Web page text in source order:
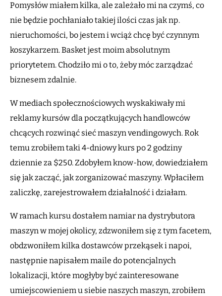
Pomysłów miałem kilka, ale zależało mi na czymś, co
nie będzie pochłaniało takiej ilości czas jak np.
nieruchomości, bo jestem i wciąż chcę być czynnym
koszykarzem. Basket jest moim absolutnym
priorytetem. Chodziło mi o to, żeby móc zarządzać
biznesem zdalnie.
W mediach społecznościowych wyskakiwały mi
reklamy kursów dla początkujących handlowców
chcących rozwinąć sieć maszyn vendingowych. Rok
temu zrobiłem taki 4-dniowy kurs po 2 godziny
dziennie za $250. Zdobyłem know-how, dowiedziałem
się jak zacząć, jak zorganizować maszyny. Wpłaciłem
zaliczkę, zarejestrowałem działalność i działam.
W ramach kursu dostałem namiar na dystrybutora
maszyn w mojej okolicy, zdzwoniłem się z tym facetem,
obdzwoniłem kilka dostawców przekąsek i napoi,
następnie napisałem maile do potencjalnych
lokalizacji, które mogłyby być zainteresowane
umiejscowieniem u siebie naszych maszyn, zrobiłem